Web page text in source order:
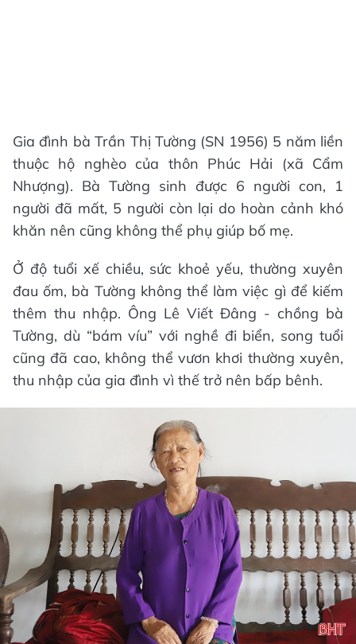
Gia đình bà Trần Thị Tường (SN 1956) 5 năm liền
thuộc hộ nghèo của thôn Phúc Hải (xã Cẩm
Nhượng). Bà Tường sinh được 6 người con, 1
người đã mất, 5 người còn lại do hoàn cảnh khó
khăn nên cũng không thể phụ giúp bố mẹ.
Ở độ tuổi xế chiều, sức khoẻ yếu, thường xuyên
đau ốm, bà Tường không thể làm việc gì để kiếm
thêm thu nhập. Ông Lê Viết Đâng - chồng bà
Tường, dù “bám víu” với nghề đi biển, song tuổi
cũng đã cao, không thể vươn khơi thường xuyên,
thu nhập của gia đình vì thế trở nên bấp bênh.